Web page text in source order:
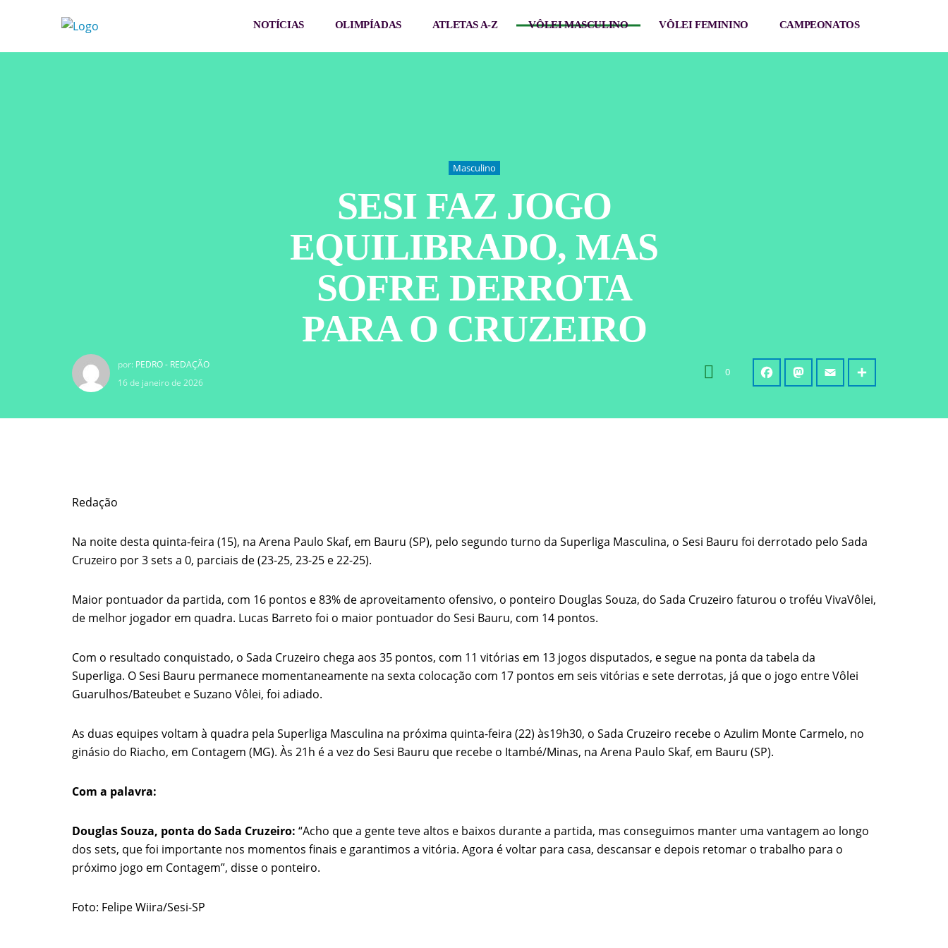
NOTÍCIAS OLIMPÍADAS ATLETAS A-Z VÔLEI MASCULINO VÔLEI FEMININO CAMPEONATOS
Masculino
SESI FAZ JOGO
EQUILIBRADO, MAS
SOFRE DERROTA
PARA O CRUZEIRO
por: PEDRO - REDAÇÃO
16 de janeiro de 2026
0
Redação
Na noite desta quinta-feira (15), na Arena Paulo Skaf, em Bauru (SP), pelo segundo turno da Superliga Masculina, o Sesi Bauru foi derrotado pelo Sada
Cruzeiro por 3 sets a 0, parciais de (23-25, 23-25 e 22-25).
Maior pontuador da partida, com 16 pontos e 83% de aproveitamento ofensivo, o ponteiro Douglas Souza, do Sada Cruzeiro faturou o troféu VivaVôlei,
de melhor jogador em quadra. Lucas Barreto foi o maior pontuador do Sesi Bauru, com 14 pontos.
Com o resultado conquistado, o Sada Cruzeiro chega aos 35 pontos, com 11 vitórias em 13 jogos disputados, e segue na ponta da tabela da
Superliga. O Sesi Bauru permanece momentaneamente na sexta colocação com 17 pontos em seis vitórias e sete derrotas, já que o jogo entre Vôlei
Guarulhos/Bateubet e Suzano Vôlei, foi adiado.
As duas equipes voltam à quadra pela Superliga Masculina na próxima quinta-feira (22) às19h30, o Sada Cruzeiro recebe o Azulim Monte Carmelo, no
ginásio do Riacho, em Contagem (MG). Às 21h é a vez do Sesi Bauru que recebe o Itambé/Minas, na Arena Paulo Skaf, em Bauru (SP).
Com a palavra:
Douglas Souza, ponta do Sada Cruzeiro: “Acho que a gente teve altos e baixos durante a partida, mas conseguimos manter uma vantagem ao longo
dos sets, que foi importante nos momentos finais e garantimos a vitória. Agora é voltar para casa, descansar e depois retomar o trabalho para o
próximo jogo em Contagem”, disse o ponteiro.
Foto: Felipe Wiira/Sesi-SP
QUEM SOMOS
informações que tem o objetivo de
brasileiro e internacional.
Além, dos destaques, tanto no vôlei de
quadra como no vôlei de praia, a
biblioteca de A a Z
RECENTES
Estados Unidos desafiam a Polônia pelo
título da VNL 2026 masculina
COBERTURA
Mineiro
Carioca
INSTITUCIONAL
Notícias do Vôlei